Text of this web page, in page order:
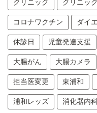
クリニック クリニッ
コロナワクチン ダイ
休診日 児童発達支援
大腸がん 大腸カメラ
担当医変更 東浦和
浦和レッズ 消化器内